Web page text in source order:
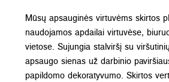
Mūsų apsauginės virtuvėms skirtos
naudojamos apdailai virtuvėse,
vietose. Sujungia stalviršį su
apsaugo sienas už darbinio
papildomo dekoratyvumo. Skirtos